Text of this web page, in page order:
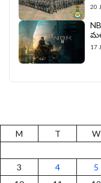
20
17
M
T W
3
4 5